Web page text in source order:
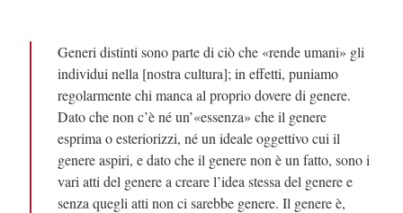
Generi distinti sono parte di ciò che «rende umani» gli
individui nella [nostra cultura]; in effetti, puniamo
regolarmente chi manca al proprio dovere di genere.
Dato che non c’è né un’«essenza» che il genere
esprima o esteriorizzi, né un ideale oggettivo cui il
genere aspiri, e dato che il genere non è un fatto, sono i
vari atti del genere a creare l’idea stessa del genere e
senza quegli atti non ci sarebbe genere. Il genere è,